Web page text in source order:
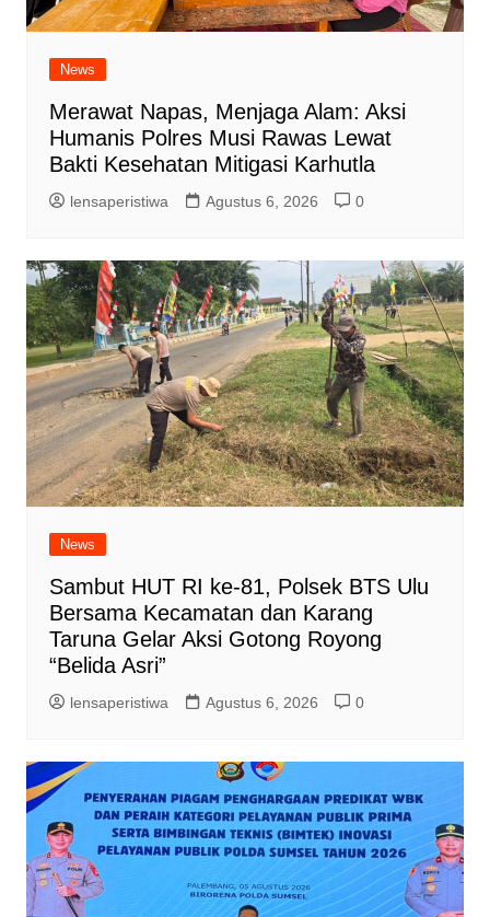
News
Merawat Napas, Menjaga Alam: Aksi
Humanis Polres Musi Rawas Lewat
Bakti Kesehatan Mitigasi Karhutla
lensaperistiwa Agustus 6, 2026 0
News
Sambut HUT RI ke-81, Polsek BTS Ulu
Bersama Kecamatan dan Karang
Taruna Gelar Aksi Gotong Royong
“Belida Asri”
lensaperistiwa Agustus 6, 2026 0